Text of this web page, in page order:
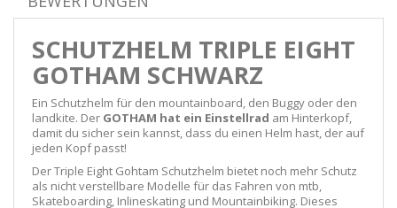
SCHUTZHELM TRIPLE EIGHT
GOTHAM SCHWARZ
Ein Schutzhelm für den mountainboard, den Buggy oder den
landkite. Der GOTHAM hat ein Einstellrad am Hinterkopf,
damit du sicher sein kannst, dass du einen Helm hast, der auf
jeden Kopf passt!
Der Triple Eight Gohtam Schutzhelm bietet noch mehr Schutz
als nicht verstellbare Modelle für das Fahren von mtb,
Skateboarding, Inlineskating und Mountainbiking. Dieses